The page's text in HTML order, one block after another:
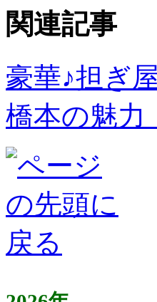
関連記事
豪華♪担ぎ
橋本の魅力